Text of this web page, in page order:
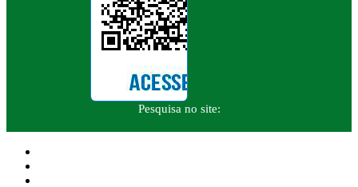
Pesquisa no site: